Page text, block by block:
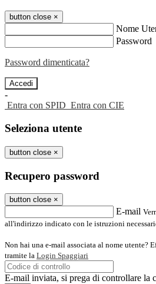
button close ×
Nome
Password
Password dimenticata?
-
Entra con SPID Entra con CIE
Seleziona utente
button close ×
Recupero password
button close ×
E-mail
all'indirizzo indicato con le istruzioni
Non hai una e-mail associata al nome utente?
tramite la Login Spaggiari
E-mail inviata, si prega di controllare la